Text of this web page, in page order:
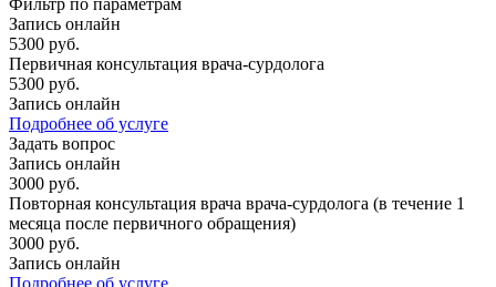
Запись онлайн
5300 руб.
Первичная консультация врача-сурдолога
5300 руб.
Запись онлайн
Подробнее об услуге
Задать вопрос
Запись онлайн
3000 руб.
Повторная консультация врача врача-сурдолога (в течение 1
месяца после первичного обращения)
3000 руб.
Запись онлайн
Подробнее об услуге